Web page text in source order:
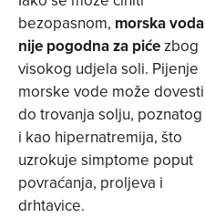
bezopasnom, morska voda
nije pogodna za pićezbog
visokog udjela soli. Pijenje
morske vode može dovesti
do trovanja solju, poznatog
i kao hipernatremija, što
uzrokuje simptome poput
povraćanja, proljeva i
drhtavice.